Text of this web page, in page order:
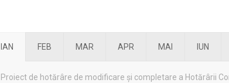
IAN FEB MAR APR MAI IUN
Proiect de hotărâre de modificare și completare a Hotărârii